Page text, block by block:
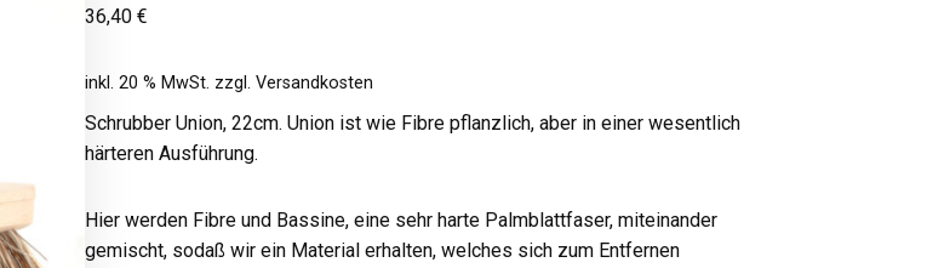
36,40€
inkl. 20 % MwSt. zzgl.Versandkosten
Schrubber Union, 22cm. Union ist wie Fibre pflanzlich, aber in einer wesentlich
härteren Ausführung.
Hier werden Fibre und Bassine, eine sehr harte Palmblattfaser, miteinander
gemischt, sodaß wir ein Material erhalten, welches sich zum Entfernen